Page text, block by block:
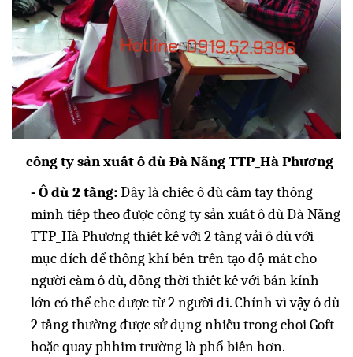
công ty sản xuất ô dù Đà Nẵng TTP_Hà Phương
- Ô dù 2 tầng:Đây là chiếc ô dù cầm tay thông
minh tiếp theo được công ty sản xuất ô dù Đà Nẵng
TTP_Hà Phương thiết kế với 2 tầng vải ô dù với
mục đích để thông khí bên trên tạo độ mát cho
người càm ô dù, đồng thời thiết kế với bán kính
lớn có thể che được từ 2 người đi. Chính vì vậy ô dù
2 tầng thường được sử dụng nhiều trong choi Goft
hoặc quay phhim trường là phổ biến hơn.